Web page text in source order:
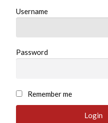
Username
Password
Remember me